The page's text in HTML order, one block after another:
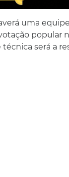
uma
popular
será a